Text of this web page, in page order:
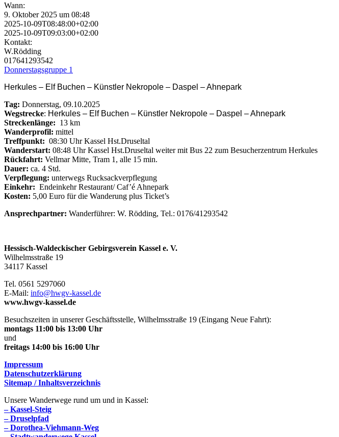
Wann:
9. Oktober 2025 um 08:48
2025-10-09T08:48:00+02:00
2025-10-09T09:03:00+02:00
Kontakt:
W.Rödding
017641293542
Donnerstagsgruppe 1
Herkules – Elf Buchen – Künstler Nekropole – Daspel – Ahnepark
Tag: Donnerstag, 09.10.2025
Wegstrecke: Herkules – Elf Buchen – Künstler Nekropole – Daspel – Ahnepark
Streckenlänge: 13 km
Wanderprofil: mittel
Treffpunkt: 08:30 Uhr Kassel Hst.Druseltal
Wanderstart: 08:48 Uhr Kassel Hst.Druseltal weiter mit Bus 22 zum Besucherzentrum Herkules
Rückfahrt: Vellmar Mitte, Tram 1, alle 15 min.
Dauer: ca. 4 Std.
Verpflegung: unterwegs Rucksackverpflegung
Einkehr: Endeinkehr Restaurant/ Caf’é Ahnepark
Kosten: 5,00 Euro für die Wanderung plus Ticket’s
Ansprechpartner: Wanderführer: W. Rödding, Tel.: 0176/41293542
Hessisch-Waldeckischer Gebirgsverein Kassel e. V.
Wilhelmsstraße 19
34117 Kassel
Tel. 0561 5297060
E-Mail: info@hwgv-kassel.de
www.hwgv-kassel.de
Besuchszeiten in unserer Geschäftsstelle, Wilhelmsstraße 19 (Eingang Neue Fahrt):
montags 11:00 bis 13:00 Uhr
und
freitags 14:00 bis 16:00 Uhr
Impressum
Datenschutzerklärung
Sitemap / Inhaltsverzeichnis
Unsere Wanderwege rund um und in Kassel:
– Kassel-Steig
– Druselpfad
– Dorothea-Viehmann-Weg